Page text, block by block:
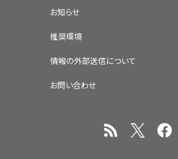
お知らせ
推奨環境
情報の外部送信について
お問い合わせ